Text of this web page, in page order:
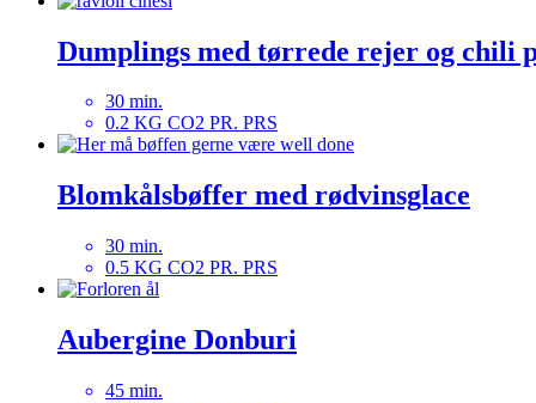
Dumplings med tørrede rejer og chili
30 min.
0.2 KG CO2 PR. PRS
Blomkålsbøffer med rødvinsglace
30 min.
0.5 KG CO2 PR. PRS
Aubergine Donburi
45 min.